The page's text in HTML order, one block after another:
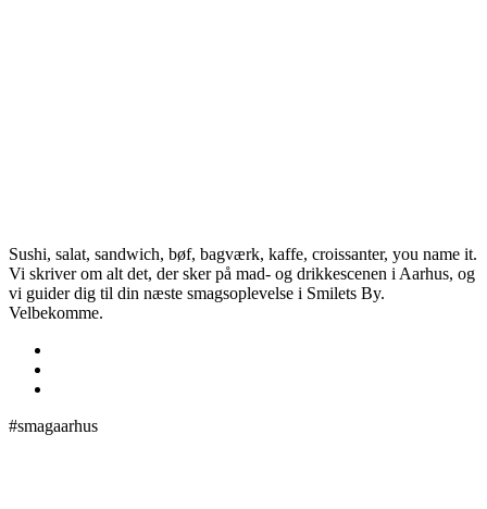
Sushi, salat, sandwich, bøf, bagværk, kaffe, croissanter, you name it.
Vi skriver om alt det, der sker på mad- og drikkescenen i Aarhus, og
vi guider dig til din næste smagsoplevelse i Smilets By.
Velbekomme.
#smagaarhus